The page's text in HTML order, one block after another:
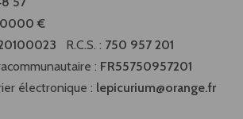
€
R.C.S. : 750 957 201
: FR55750957201
électronique : lepicurium@orange.fr